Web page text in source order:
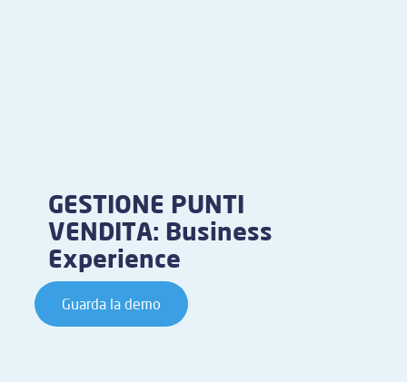
GESTIONE PUNTI
VENDITA: Business
Experience
Guarda la demo